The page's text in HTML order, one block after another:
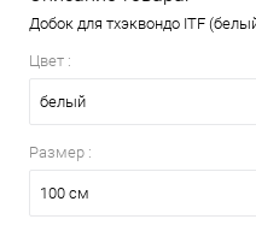
Добок для тхэквондо ITF
Цвет :
белый
Размер :
100 см